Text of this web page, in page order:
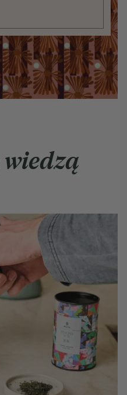
wiedzą